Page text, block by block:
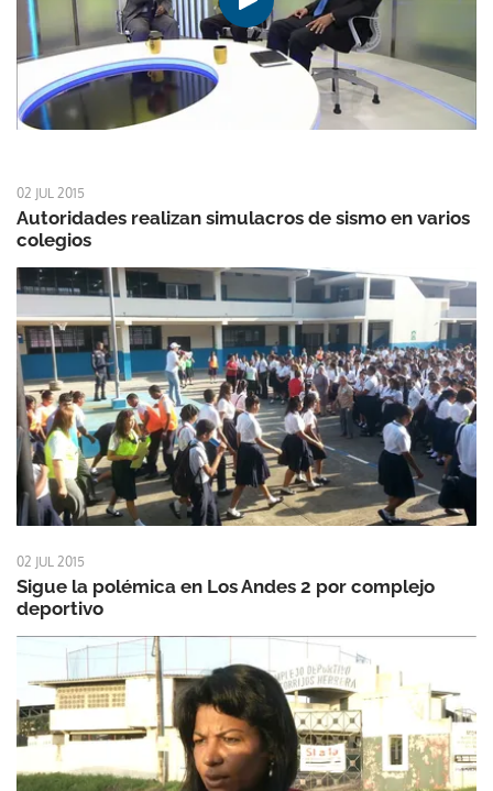
02 JUL 2015
Autoridades realizan simulacros de sismo en varios
colegios
02 JUL 2015
Sigue la polémica en Los Andes 2 por complejo
deportivo